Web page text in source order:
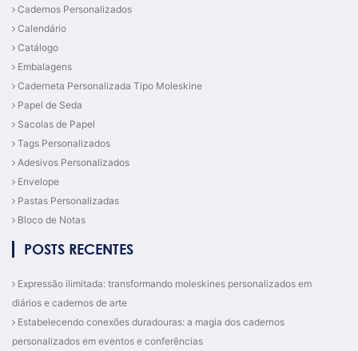
Cadernos Personalizados
Calendário
Catálogo
Embalagens
Caderneta Personalizada Tipo Moleskine
Papel de Seda
Sacolas de Papel
Tags Personalizados
Adesivos Personalizados
Envelope
Pastas Personalizadas
Bloco de Notas
POSTS RECENTES
Expressão ilimitada: transformando moleskines personalizados em
diários e cadernos de arte
Estabelecendo conexões duradouras: a magia dos cadernos
personalizados em eventos e conferências